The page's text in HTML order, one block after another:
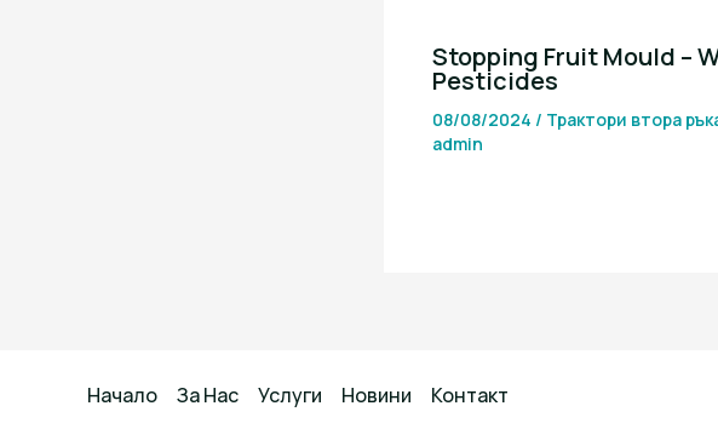
Stopping Fruit Mould –
Pesticides
08/08/2024 / Трактори втора
admin
Начало За Нас Услуги Новини Контакт